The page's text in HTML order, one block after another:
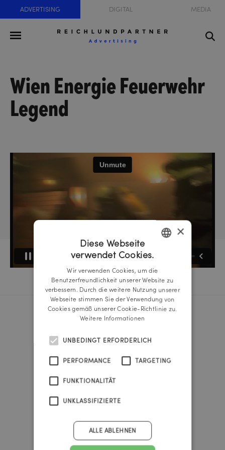
ADVERTISING DIGITAL MEDIA
Wien Energie Feuerwehr
Legend
Reichl und Partner Linz
Promenade 25b
Tel.:+43 732 666 222
linz@reichlundpartner.at
A-1010 Wien
Tel.:+43 1 535 4838
vienna@reichlundpartner.at
GERMAN
×
Diese Webseite
verwendet Cookies.
Wir verwenden Cookies, um die
Benutzerfreundlichkeit unserer Website zu
verbessern. Durch die weitere Nutzung unserer
Webseite stimmen Sie der Verwendung von
Cookies gemäß unserer Cookie-Richtlinie zu.
Weitere Informationen
UNBEDINGT ERFORDERLICH
PERFORMANCE TARGETING
FUNKTIONALITÄT
UNKLASSIFIZIERTE
ALLE ABLEHNEN